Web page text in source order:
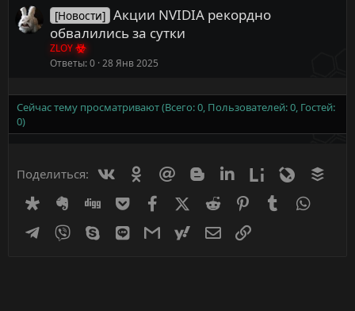
[Новости] Акции NVIDIA рекордно
обвалились за сутки
ZLOY
Ответы 0 28 Янв 2025
Сейчас тему просматривают (Всего: 0, Пользователей: 0, Гостей:
0)
Поделиться: ВконтактеОдноклассники
Mail.ru BloggerLinkedinLiveinternet
Livejournal
DiasporaEvernoteDigg GetpocketFacebookX (Twitter)
Reddit PinterestTumblr
Telegram
Viber Skype Line GmailyahoomailЭлектронная почта